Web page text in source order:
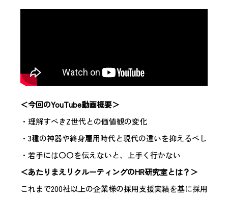
＜今回のYouTube動画概要＞
・理解すべきZ世代との価値観の変化
・3種の神器や終身雇用時代と現代の違いを抑えるべし
・若手には〇〇を伝えないと、上手く行かない
＜あたりまえリクルーティングのHR研究室とは？＞
これまで200社以上の企業様の採用支援実績を基に採用